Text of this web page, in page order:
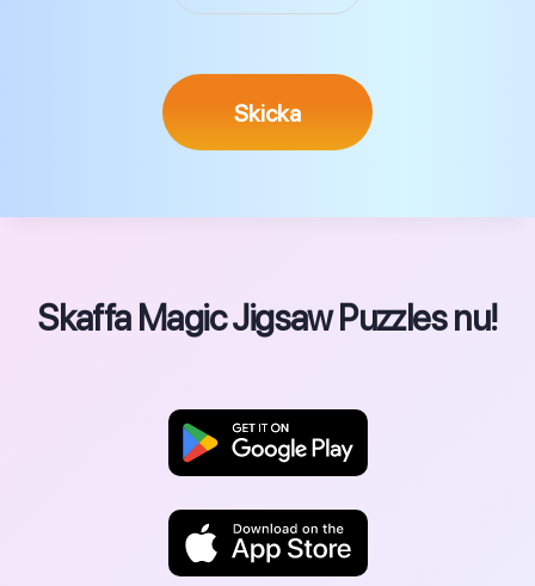
Skicka
Skaffa Magic Jigsaw Puzzles nu!